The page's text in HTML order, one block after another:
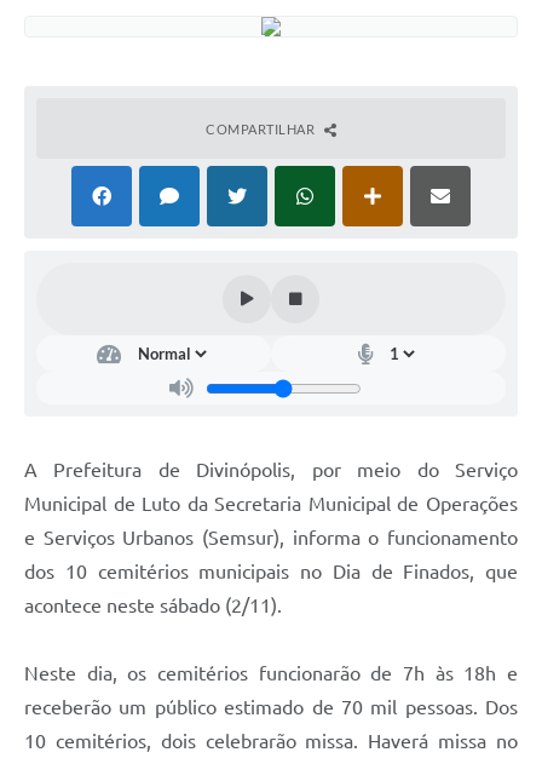
COMPARTILHAR
A Prefeitura de Divinópolis, por meio do Serviço
Municipal de Luto da Secretaria Municipal de Operações
e Serviços Urbanos (Semsur), informa o funcionamento
dos 10 cemitérios municipais no Dia de Finados, que
acontece neste sábado (2/11).
Neste dia, os cemitérios funcionarão de 7h às 18h e
receberão um público estimado de 70 mil pessoas. Dos
10 cemitérios, dois celebrarão missa. Haverá missa no